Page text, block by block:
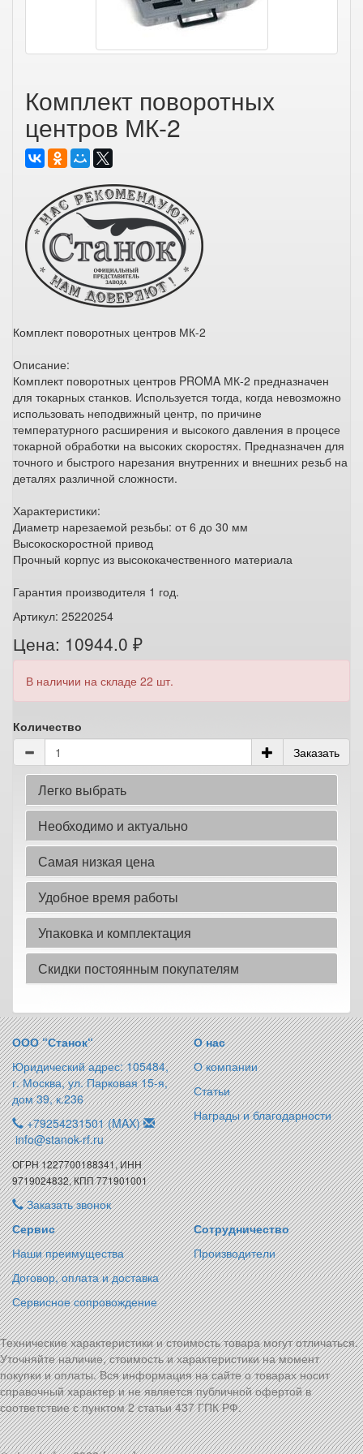
Комплект поворотных
центров МК-2
Комплект поворотных центров МК-2
Описание:
Комплект поворотных центров PROMA МК-2 предназначен
для токарных станков. Используется тогда, когда невозможно
использовать неподвижный центр, по причине
температурного расширения и высокого давления в процесе
токарной обработки на высоких скоростях. Предназначен для
точного и быстрого нарезания внутренних и внешних резьб на
деталях различной сложности.
Характеристики:
Диаметр нарезаемой резьбы: от 6 до 30 мм
Высокоскоростной привод
Прочный корпус из высококачественного материала
Гарантия производителя 1 год.
Артикул: 25220254
Цена: 10944.0 ₽
В наличии на складе 22 шт.
Количество
Заказать
Легко выбрать
Необходимо и актуально
Самая низкая цена
Удобное время работы
Упаковка и комплектация
Скидки постоянным покупателям
ООО “Станок“
Юридический адрес: 105484,
г. Москва, ул. Парковая 15-я,
дом 39, к.236
+79254231501 (MAX)
info@stanok-rf.ru
ОГРН 1227700188341, ИНН
9719024832, КПП 771901001
Заказать звонок
О нас
О компании
Статьи
Награды и благодарности
Сервис
Наши преимущества
Договор, оплата и доставка
Сервисное сопровождение
Сотрудничество
Производители
Технические характеристики и стоимость товара могут отличаться.
Уточняйте наличие, стоимость и характеристики на момент
покупки и оплаты. Вся информация на сайте о товарах носит
справочный характер и не является публичной офертой в
соответствие с пунктом 2 статьи 437 ГПК РФ.